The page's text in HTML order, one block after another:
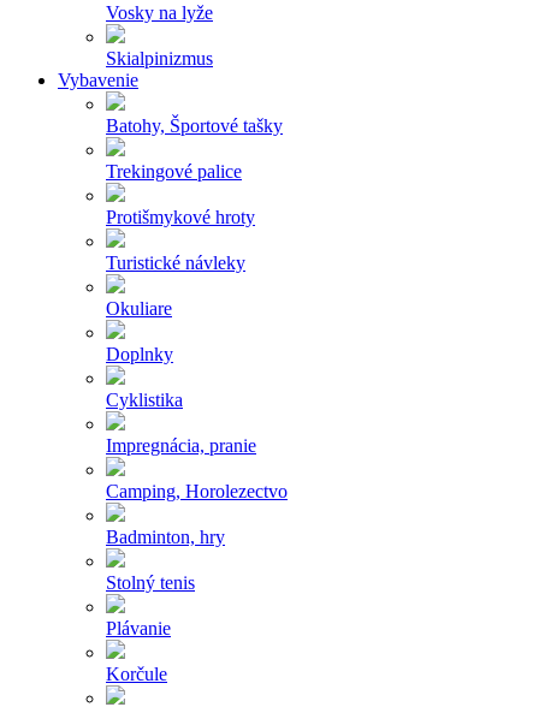
Vosky na lyže
Skialpinizmus
Vybavenie
Batohy, Športové tašky
Trekingové palice
Protišmykové hroty
Turistické návleky
Okuliare
Doplnky
Cyklistika
Impregnácia, pranie
Camping, Horolezectvo
Badminton, hry
Stolný tenis
Plávanie
Korčule